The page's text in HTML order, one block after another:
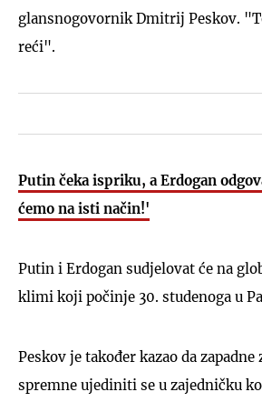
glansnogovornik Dmitrij Peskov.
reći".
Putin čeka ispriku, a Erdogan
ćemo na isti način!'
Putin i Erdogan sudjelovat će na
klimi koji počinje 30. studenoga u
Peskov je također kazao da zapadne
spremne ujediniti se u zajedničku